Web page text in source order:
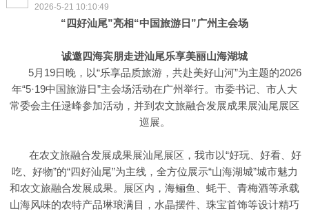
2026-5-21 10:10:49
“四好汕尾”亮相“中国旅游日”广州主会场
诚邀四海宾朋走进汕尾乐享美丽山海湖城
5月19日晚，以“乐享品质旅游，共赴美好山河”为主题的2026
年“5·19中国旅游日”主会场活动在广州举行。市委书记、市人大
常委会主任逯峰参加活动，并到农文旅融合发展成果展汕尾展区
巡展。
在农文旅融合发展成果展汕尾展区，我市以“好玩、好看、好
吃、好物”的“四好汕尾”为主线，全方位展示“山海湖城”城市魅力
和农文旅融合发展成果。展区内，海鲡鱼、蚝干、青梅酒等承载
山海风味的农特产品琳琅满目，水晶摆件、珠宝首饰等设计精巧